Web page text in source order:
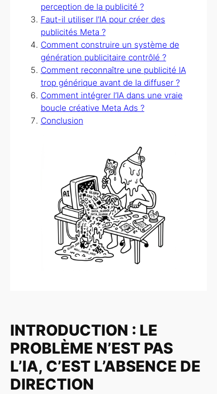
perception de la publicité ?
Faut-il utiliser l’IA pour créer des
publicités Meta ?
Comment construire un système de
génération publicitaire contrôlé ?
Comment reconnaître une publicité IA
trop générique avant de la diffuser ?
Comment intégrer l’IA dans une vraie
boucle créative Meta Ads ?
Conclusion
INTRODUCTION : LE
PROBLÈME N’EST PAS
L’IA, C’EST L’ABSENCE DE
DIRECTION